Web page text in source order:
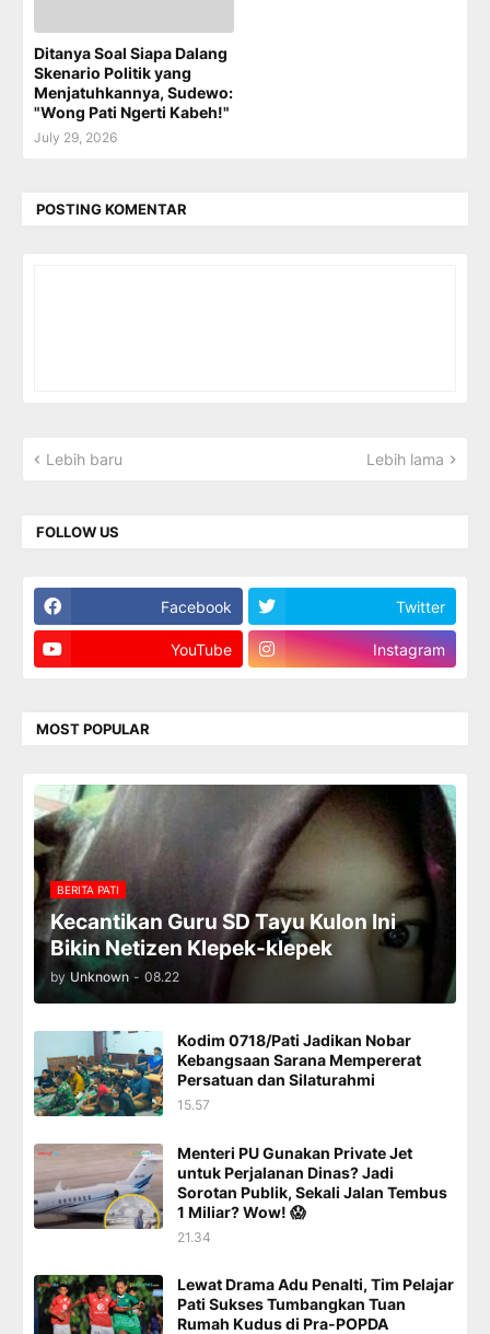
Ditanya Soal Siapa Dalang
Skenario Politik yang
Menjatuhkannya, Sudewo:
"Wong Pati Ngerti Kabeh!"
July 29, 2026
POSTING KOMENTAR
Lebih baru Lebih lama
FOLLOW US
Facebook Twitter
YouTube Instagram
MOST POPULAR
BERITA PATI
Kecantikan Guru SD Tayu Kulon Ini
Bikin Netizen Klepek-klepek
by Unknown - 08.22
Kodim 0718/Pati Jadikan Nobar
Kebangsaan Sarana Mempererat
Persatuan dan Silaturahmi
15.57
Menteri PU Gunakan Private Jet
untuk Perjalanan Dinas? Jadi
Sorotan Publik, Sekali Jalan Tembus
1 Miliar? Wow! 😱
21.34
Lewat Drama Adu Penalti, Tim Pelajar
Pati Sukses Tumbangkan Tuan
Rumah Kudus di Pra-POPDA